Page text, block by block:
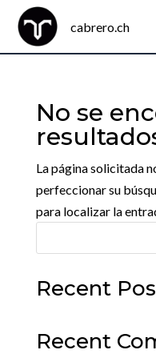
No se
La página solicitada
perfeccionar su
para localizar la
Recent
Recent